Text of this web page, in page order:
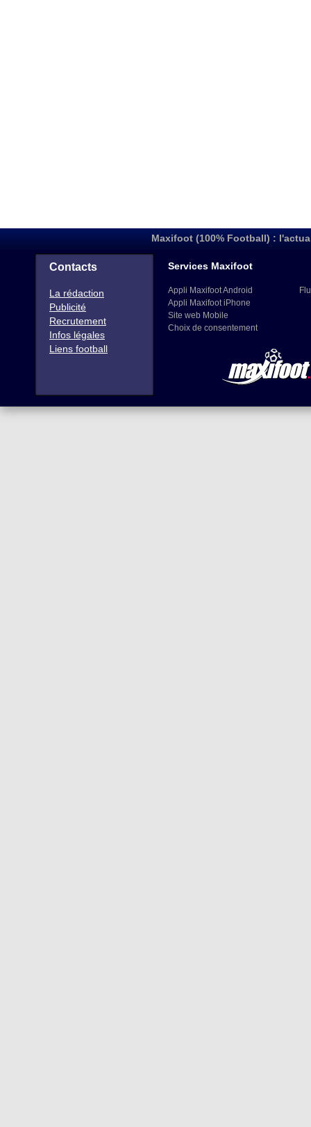
Maxifoot (100% Football) :
Contacts
La rédaction
Publicité
Recrutement
Infos légales
Liens football
Services Maxifoot
Appli Maxifoot Android
Appli Maxifoot iPhone
Site web Mobile
Choix de consentement